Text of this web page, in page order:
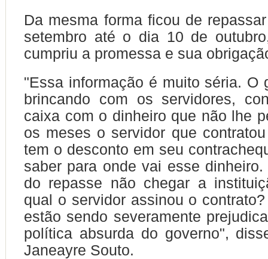
Da mesma forma ficou de
setembro até o dia 10 de
cumpriu a promessa e sua
"Essa informação é muito séria. O
brincando com os servidores,
caixa com o dinheiro que não lhe
os meses o servidor que
tem o desconto em seu
saber para onde vai esse
do repasse não chegar a
qual o servidor assinou o
estão sendo severamente
política absurda do governo",
Janeayre Souto.